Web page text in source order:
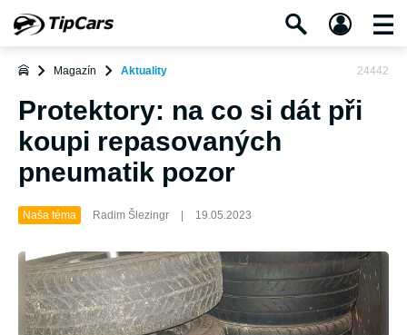
Magazín Aktuality 24442
Protektory: na co si dát při
koupi repasovaných
pneumatik pozor
Naša téma Radim Šlezingr 19.05.2023